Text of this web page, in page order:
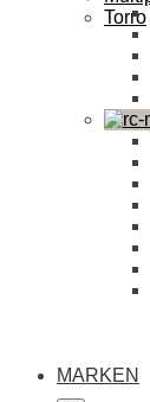
Torro
MARKEN